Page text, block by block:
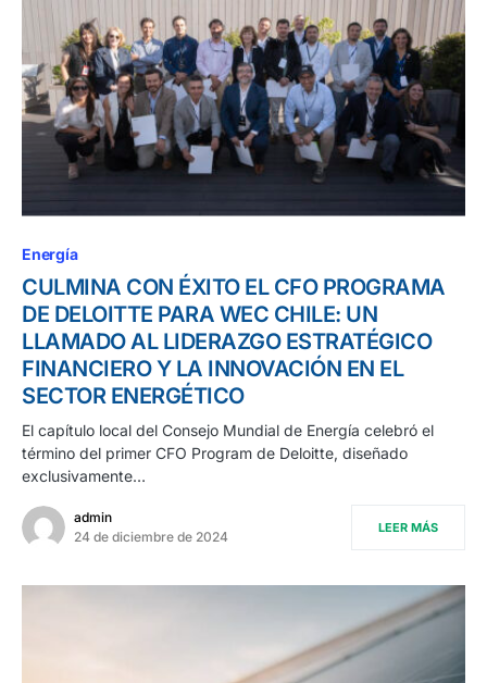
Energía
CULMINA CON ÉXITO EL CFO PROGRAMA
DE DELOITTE PARA WEC CHILE: UN
LLAMADO AL LIDERAZGO ESTRATÉGICO
FINANCIERO Y LA INNOVACIÓN EN EL
SECTOR ENERGÉTICO
El capítulo local del Consejo Mundial de Energía celebró el
término del primer CFO Program de Deloitte, diseñado
exclusivamente…
admin
24 de diciembre de 2024
LEER MÁS